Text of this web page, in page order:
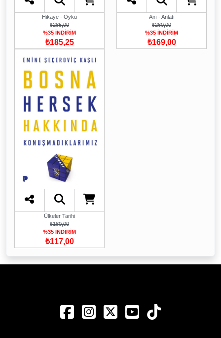
Hikaye - Öykü
₺285,00
%35 İNDİRİM
₺185,25
Anı - Anlatı
₺260,00
%35 İNDİRİM
₺169,00
Ülkeler Tarihi
₺180,00
%35 İNDİRİM
₺117,00